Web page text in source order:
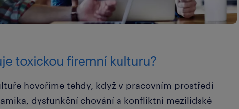
toxickou firemní kulturu?
hovoříme tehdy, když v pracovním prostředí
dysfunkční chování a konfliktní mezilidské